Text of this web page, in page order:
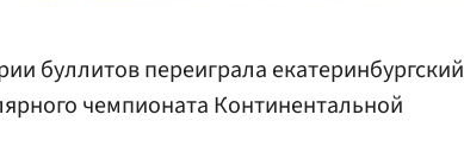
буллитов переиграла екатеринбургский
чемпионата Континентальной